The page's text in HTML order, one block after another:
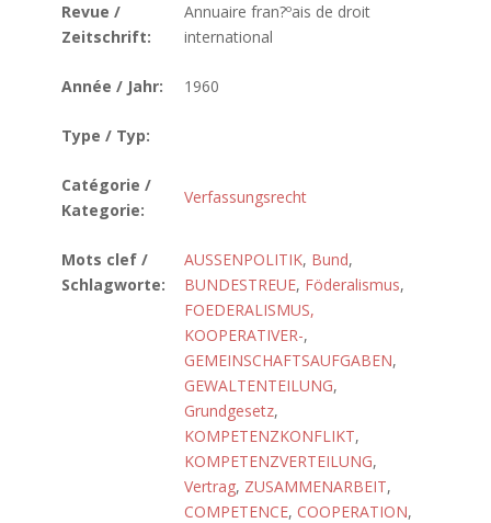
Revue /
Zeitschrift:
Annuaire fran?ºais de droit
international
Année / Jahr: 1960
Type / Typ:
Catégorie /
Kategorie:
Verfassungsrecht
Mots clef /
Schlagworte:
AUSSENPOLITIK, Bund,
BUNDESTREUE, Föderalismus,
FOEDERALISMUS,
KOOPERATIVER-,
GEMEINSCHAFTSAUFGABEN,
GEWALTENTEILUNG,
Grundgesetz,
KOMPETENZKONFLIKT,
KOMPETENZVERTEILUNG,
Vertrag, ZUSAMMENARBEIT,
COMPETENCE, COOPERATION,